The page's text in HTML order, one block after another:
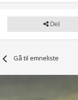
Del
Gå til emneliste